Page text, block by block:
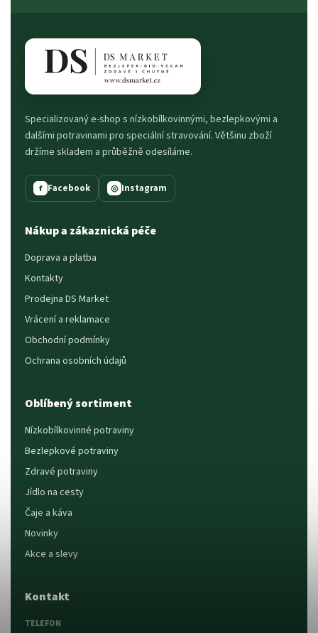
Specializovaný e-shop s nízkobílkovinnými, bezlepkovými a
dalšími potravinami pro speciální stravování. Většinu zboží
držíme skladem a průběžně odesíláme.
f Facebook ◎ Instagram
Nákup a zákaznická péče
Doprava a platba
Kontakty
Prodejna DS Market
Vrácení a reklamace
Obchodní podmínky
Ochrana osobních údajů
Oblíbený sortiment
Nízkobílkovinné potraviny
Bezlepkové potraviny
Zdravé potraviny
Jídlo na cesty
Čaje a káva
Novinky
Akce a slevy
Kontakt
TELEFON